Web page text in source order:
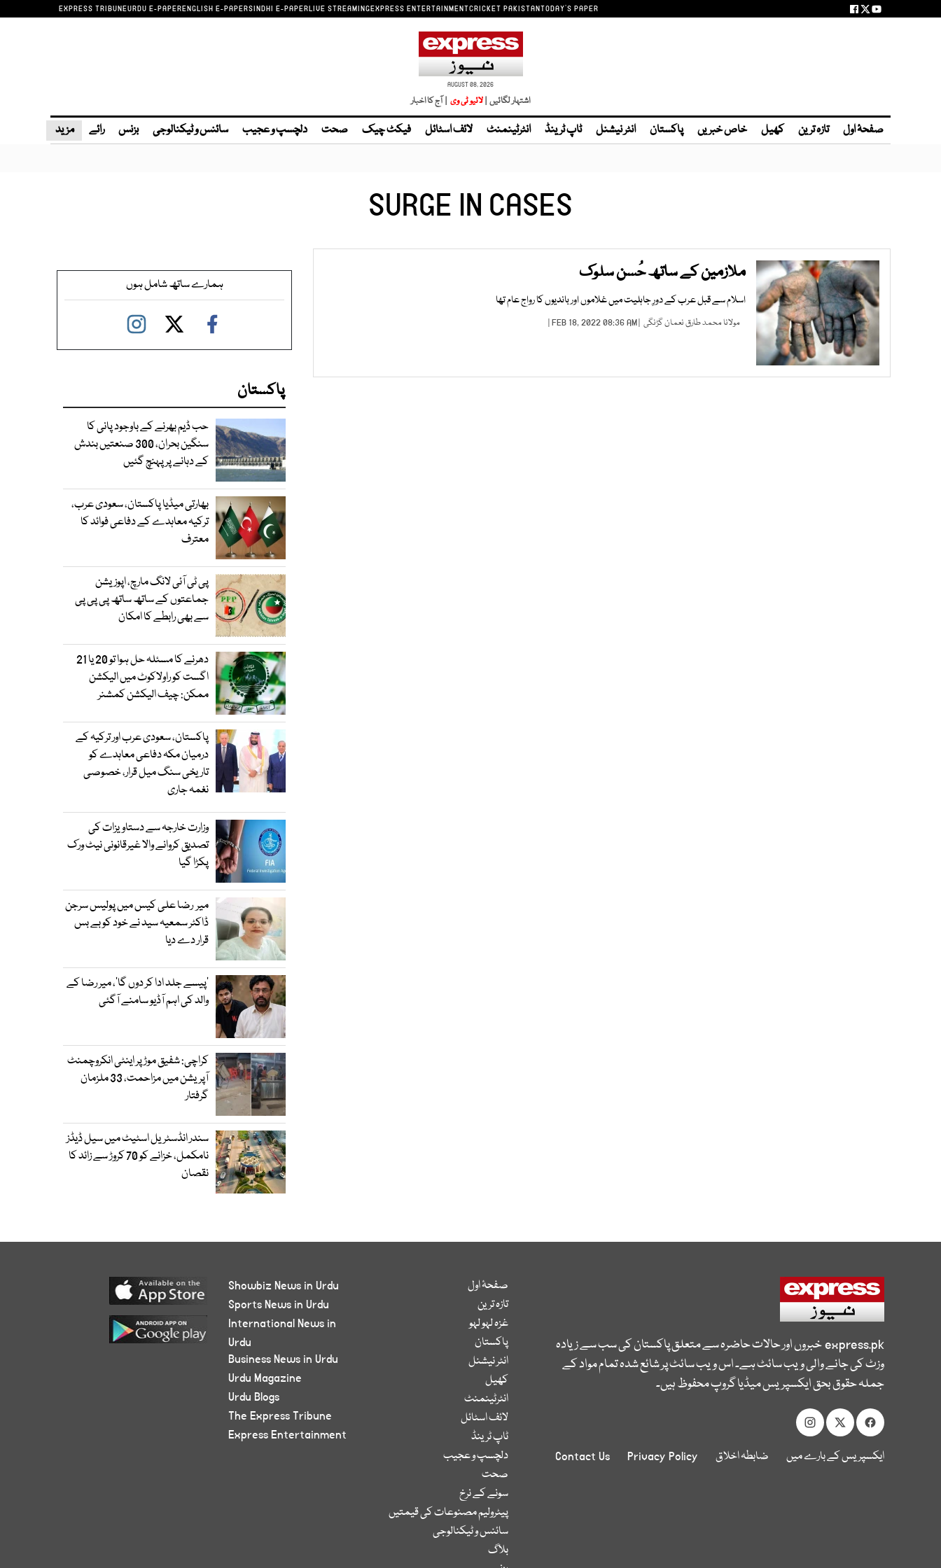
EXPRESS TRIBUNEURDU E-PAPERENGLISH E-PAPERSINDHI E-PAPERLIVE STREAMINGEXPRESS ENTERTAINMENTCRICKET PAKISTANTODAY'S PAPER
AUGUST 08, 2026
اشتہار لگائیں | | آج کا اخبار
صفحۂ اول تازہ ترین کھیل خاص خبریں پاکستان انٹر نیشنل ٹاپ ٹرینڈ انٹرٹینمنٹ لائف اسٹائل فیکٹ چیک صحت دلچسپ و عجیب سائنس و ٹیکنالوجی بزنس رائے مزید
SURGE IN CASES
ملازمین کے ساتھ حُسن سلوک
اسلام سے قبل عرب کے دورِ جاہلیت میں غلاموں اور باندیوں کا رواج عام تھا
مولانا محمد طارق نعمان گڑنگی | FEB 18, 2022 08:36 AM |
ہمارے ساتھ شامل ہوں
پاکستان
حب ڈیم بھرنے کے باوجود پانی کا
سنگین بحران، 300 صنعتیں بندش
کے دہانے پر پہنچ گئیں
بھارتی میڈیا پاکستان، سعودی عرب،
ترکیہ معاہدے کے دفاعی فوائد کا
معترف
پی ٹی آئی لانگ مارچ، اپوزیشن
جماعتوں کے ساتھ ساتھ پی پی پی
سے بھی رابطے کا امکان
دھرنے کا مسئلہ حل ہوا تو 20 یا 21
اگست کو راولاکوٹ میں الیکشن
ممکن: چیف الیکشن کمشنر
پاکستان، سعودی عرب اور ترکیہ کے
درمیان مکہ دفاعی معاہدے کو
تاریخی سنگ میل قرار، خصوصی
نغمہ جاری
وزارت خارجہ سے دستاویزات کی
تصدیق کروانے والا غیرقانونی نیٹ ورک
پکڑا گیا
میر رضا علی کیس میں پولیس سرجن
ڈاکٹر سمعیہ سید نے خود کو بے بس
قرار دے دیا
’پیسے جلد ادا کر دوں گا‘، میر رضا کے
والد کی اہم آڈیو سامنے آگئی
کراچی: شفیق موڑ پر اینٹی انکروچمنٹ
آپریشن میں مزاحمت، 33 ملزمان
گرفتار
سندر انڈسٹریل اسٹیٹ میں سیل ڈیڈز
نامکمل، خزانے کو 70 کروڑ سے زائد کا
نقصان
express.pkخبروں اور حالات حاضرہ سے متعلق پاکستان کی سب سے زیادہ
وزٹ کی جانے والی ویب سائٹ ہے۔ اس ویب سائٹ پر شائع شدہ تمام مواد کے
جملہ حقوق بحق ایکسپریس میڈیا گروپ محفوظ ہیں۔
ایکسپریس کے بارے میں ضابطہ اخلاق Privacy Policy
Contact Us
صفحۂ اول
تازہ ترین
غزہ لہو لہو
پاکستان
انٹر نیشنل
کھیل
انٹرٹینمنٹ
لائف اسٹائل
ٹاپ ٹرینڈ
دلچسپ و عجیب
صحت
سونے کے نرخ
پیٹرولیم مصنوعات کی قیمتیں
سائنس و ٹیکنالوجی
بلاگ
Showbiz News in Urdu
Sports News in Urdu
International News in
Urdu
Business News in Urdu
Urdu Magazine
Urdu Blogs
The Express Tribune
Express Entertainment